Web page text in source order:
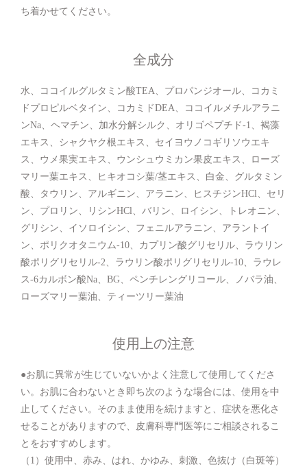
ち着かせてください。
全成分
水、ココイルグルタミン酸TEA、プロパンジオール、コカミ
ドプロピルベタイン、コカミドDEA、ココイルメチルアラニ
ンNa、ヘマチン、加水分解シルク、オリゴペプチド-1、褐藻
エキス、シャクヤク根エキス、セイヨウノコギリソウエキ
ス、ウメ果実エキス、ウンシュウミカン果皮エキス、ローズ
マリー葉エキス、ヒキオコシ葉/茎エキス、白金、グルタミン
酸、タウリン、アルギニン、アラニン、ヒスチジンHCl、セリ
ン、プロリン、リシンHCl、バリン、ロイシン、トレオニン、
グリシン、イソロイシン、フェニルアラニン、アラントイ
ン、ポリクオタニウム-10、カプリン酸グリセリル、ラウリン
酸ポリグリセリル-2、ラウリン酸ポリグリセリル-10、ラウレ
ス-6カルボン酸Na、BG、ペンチレングリコール、ノバラ油、
ローズマリー葉油、ティーツリー葉油
使用上の注意
●お肌に異常が生じていないかよく注意して使用してくださ
い。お肌に合わないとき即ち次のような場合には、使用を中
止してください。そのまま使用を続けますと、症状を悪化さ
せることがありますので、皮膚科専門医等にご相談されるこ
とをおすすめします。
（1）使用中、赤み、はれ、かゆみ、刺激、色抜け（白斑等）